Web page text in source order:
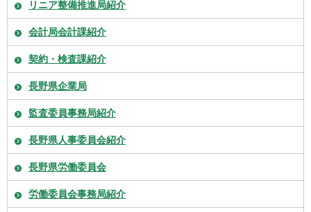
リニア整備推進局紹介
会計局会計課紹介
契約・検査課紹介
長野県企業局
監査委員事務局紹介
長野県人事委員会紹介
長野県労働委員会
労働委員会事務局紹介